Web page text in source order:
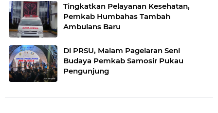
Tingkatkan Pelayanan Kesehatan,
Pemkab Humbahas Tambah
Ambulans Baru
Di PRSU, Malam Pagelaran Seni
Budaya Pemkab Samosir Pukau
Pengunjung